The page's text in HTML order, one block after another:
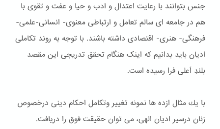
جنس بتوانند با رعایت اعتدال و ادب و حیا و عفت و تقوی با
هم در جامعه ای سالم تعامل و ارتباطی معنوی- انسانی-علمی-
فرهنگی- هنری- اقتصادی داشته باشند. با توجه به روند تکاملی
ادیان باید بدانیم که اینک هنگام تحقق تدریجی این مقصد
بلندِ اَعلی فرا رسیده است.
با یك مثال ازده ها نمونه تغییر وتكامل احكام دینی درخصوص
زنان درسیر ادیان الهی، می توان حقیقت فوق را دریافت.